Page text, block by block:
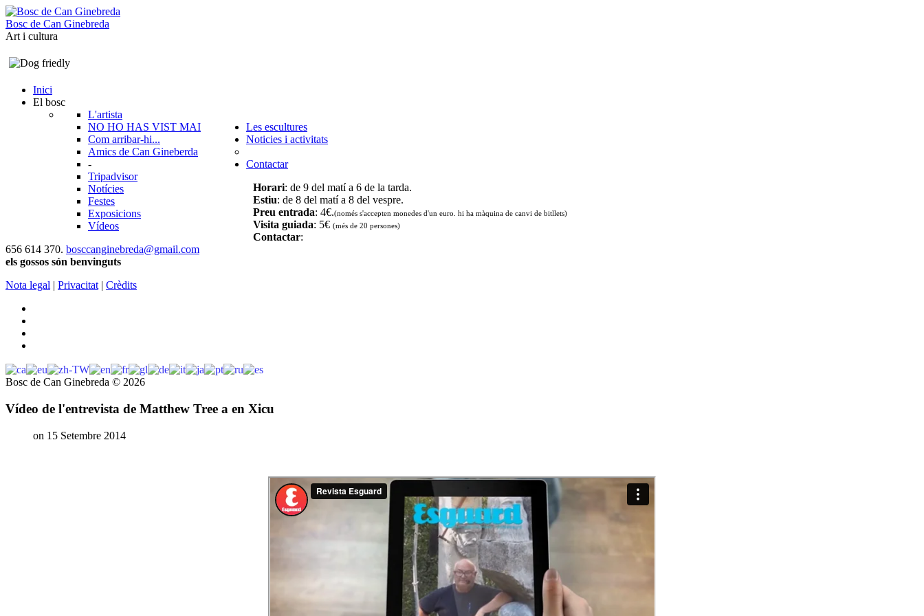
Bosc de Can Ginebreda
Art i cultura
Inici
El bosc
L'artista
NO HO HAS VIST MAI
Com arribar-hi...
Amics de Can Gineberda
-
Tripadvisor
Les escultures
Noticies i activitats
Notícies
Festes
Exposicions
Vídeos
Contactar
Horari: de 9 del matí a 6 de la tarda.
Estiu: de 8 del matí a 8 del vespre.
Preu entrada: 4€.(només s'accepten monedes d'un euro. hi ha màquina de canvi de bitllets)
Visita guiada: 5€ (més de 20 persones)
Contactar:
656 614 370. bosccanginebreda@gmail.com
els gossos són benvinguts
Nota legal | Privacitat | Crèdits
Bosc de Can Ginebreda © 2026
Vídeo de l'entrevista de Matthew Tree a en Xicu
on 15 Setembre 2014